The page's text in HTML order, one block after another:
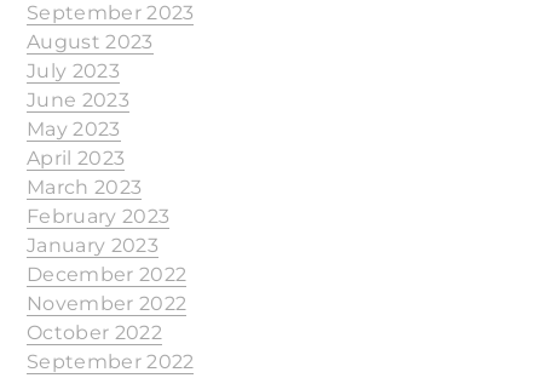
September 2023
August 2023
July 2023
June 2023
May 2023
April 2023
March 2023
February 2023
January 2023
December 2022
November 2022
October 2022
September 2022